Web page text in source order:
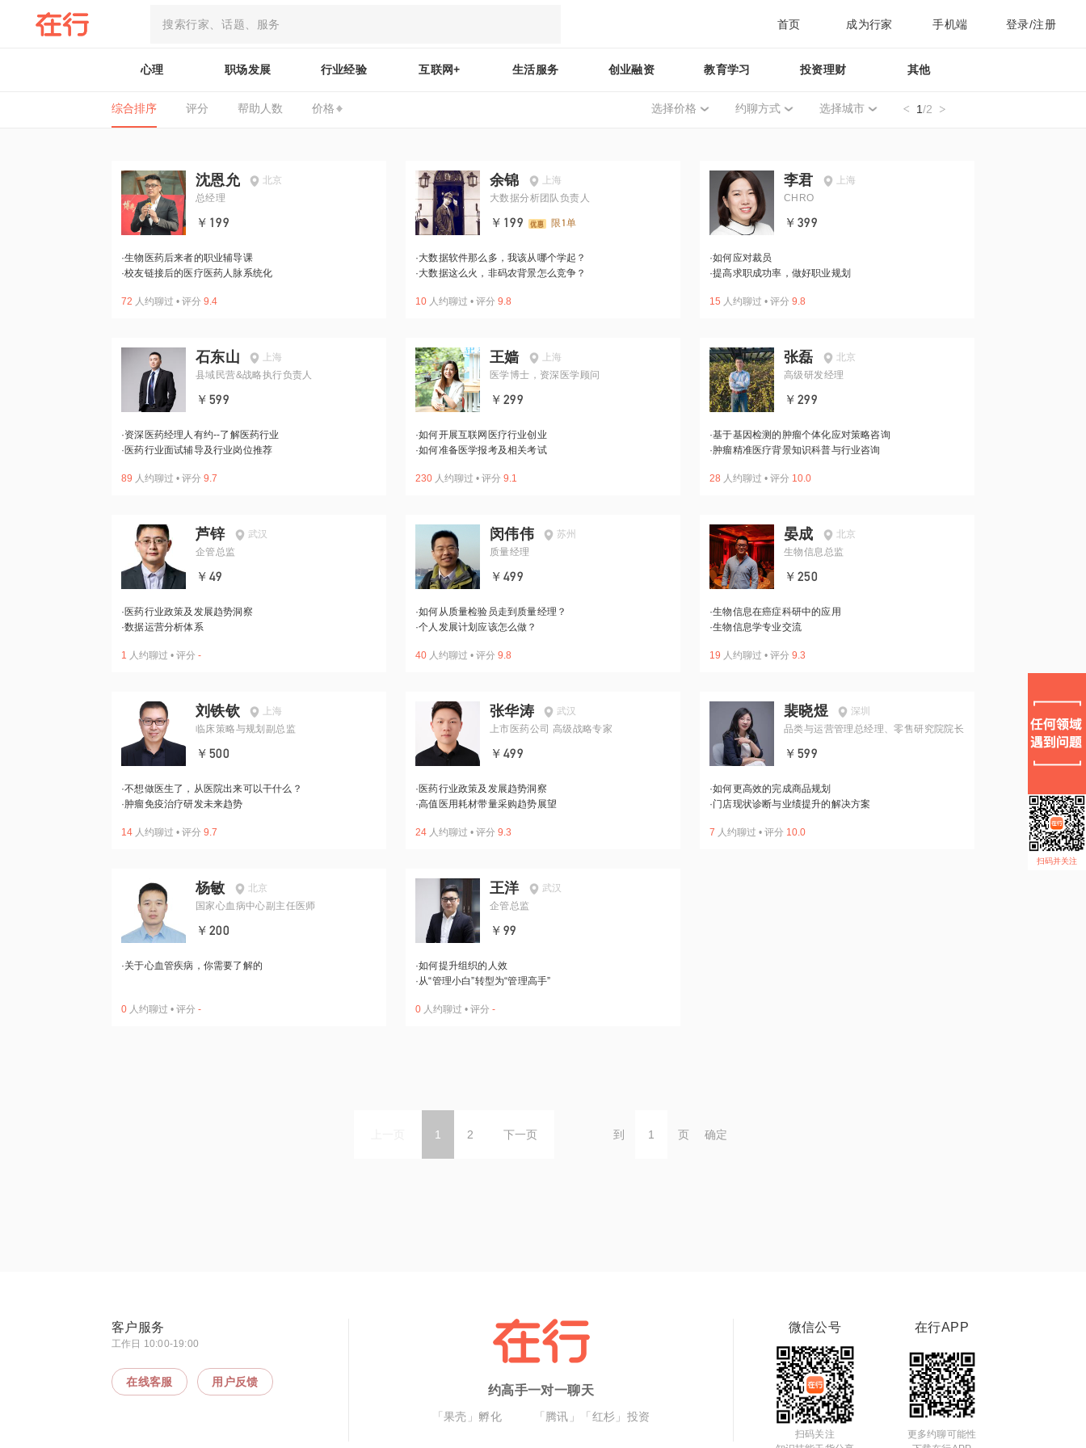
首页 成为行家 手机端 登录/注册
心理 职场发展 行业经验 互联网+ 生活服务 创业融资 教育学习 投资理财 其他
综合排序 评分 帮助人数 价格 选择价格 约聊方式 选择城市 1/2
沈恩允
北京
总经理
￥199
·生物医药后来者的职业辅导课
·校友链接后的医疗医药人脉系统化
72 人约聊过 • 评分 9.4
余锦
上海
大数据分析团队负责人
￥199 限1单
·大数据软件那么多，我该从哪个学起？
·大数据这么火，非码农背景怎么竞争？
10 人约聊过 • 评分 9.8
李君
上海
CHRO
￥399
·如何应对裁员
·提高求职成功率，做好职业规划
15 人约聊过 • 评分 9.8
石东山
上海
县域民营&战略执行负责人
￥599
·资深医药经理人有约--了解医药行业
· 医药行业面试辅导及行业岗位推荐
89 人约聊过 • 评分 9.7
王嫱
上海
医学博士，资深医学顾问
￥299
·如何开展互联网医疗行业创业
·如何准备医学报考及相关考试
230 人约聊过 • 评分 9.1
张磊
北京
高级研发经理
￥299
·基于基因检测的肿瘤个体化应对策略咨询
·肿瘤精准医疗背景知识科普与行业咨询
28 人约聊过 • 评分 10.0
芦锌
武汉
企管总监
￥49
· 医药行业政策及发展趋势洞察
·数据运营分析体系
1 人约聊过 • 评分 -
闵伟伟
苏州
质量经理
￥499
·如何从质量检验员走到质量经理？
·个人发展计划应该怎么做？
40 人约聊过 • 评分 9.8
晏成
北京
生物信息总监
￥250
·生物信息在癌症科研中的应用
·生物信息学专业交流
19 人约聊过 • 评分 9.3
刘铁钦
上海
临床策略与规划副总监
￥500
·不想做医生了，从医院出来可以干什么？
·肿瘤免疫治疗研发未来趋势
14 人约聊过 • 评分 9.7
张华涛
武汉
上市医药公司 高级战略专家
￥499
· 医药行业政策及发展趋势洞察
·高值医用耗材带量采购趋势展望
24 人约聊过 • 评分 9.3
裴晓煜
深圳
品类与运营管理总经理、零售研究院院长
￥599
·如何更高效的完成商品规划
·门店现状诊断与业绩提升的解决方案
7 人约聊过 • 评分 10.0
杨敏
北京
国家心血病中心副主任医师
￥200
·关于心血管疾病，你需要了解的
0 人约聊过 • 评分 -
王洋
武汉
企管总监
￥99
·如何提升组织的人效
·从“管理小白”转型为“管理高手”
0 人约聊过 • 评分 -
1 2 下一页 到 页 确定
扫码并关注
客户服务
工作日 10:00-19:00
在线客服 用户反馈
约高手一对一聊天
「果壳」孵化 「腾讯」「红杉」投资
微信公号
扫码关注
在行APP
更多约聊可能性